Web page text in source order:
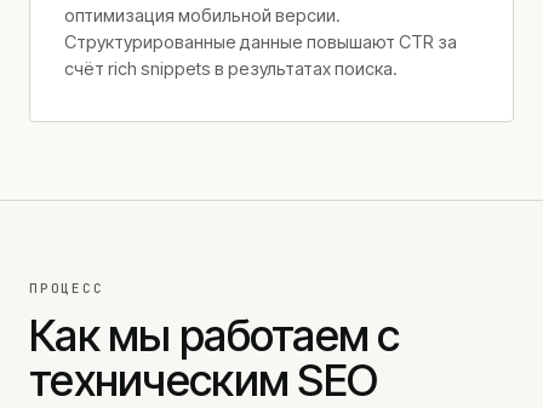
оптимизация мобильной версии.
Структурированные данные повышают CTR за
счёт rich snippets в результатах поиска.
ПРОЦЕСС
Как мы работаем с
техническим SEO